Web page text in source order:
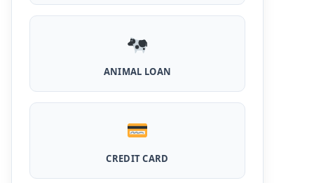
Canara Bank Loan Apply Online: इस तरह
कैनरा बैंक से घर बैठे ले सकते है 20 लाख तक का लोन, अभी
ऐसे करे अप्लाई
क्रेडिट कार्ड, घर बैठे मिलता है सबसे सस्ता 5 लाख तक का
ANIMAL LOAN
CREDIT CARD